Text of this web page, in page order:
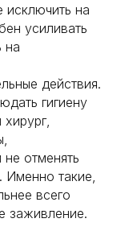
исключить на
усиливать
на
действия.
гигиену
отменять
Именно такие,
всего
заживление.